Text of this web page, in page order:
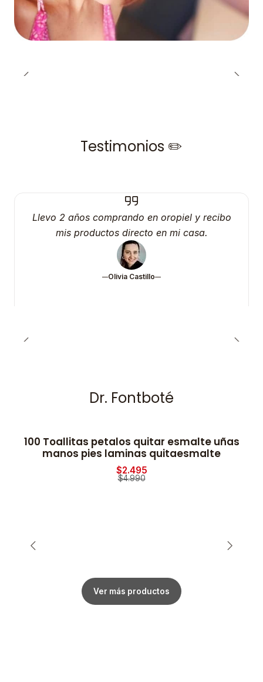
Testimonios ✏️
Llevo 2 años comprando en oropiel y recibo
mis productos directo en mi casa.
Olivia Castillo
Dr. Fontboté
-50% OFF
100 Toallitas petalos quitar esmalte uñas
manos pies laminas quitaesmalte
$2.495
$4.990
Ver más productos